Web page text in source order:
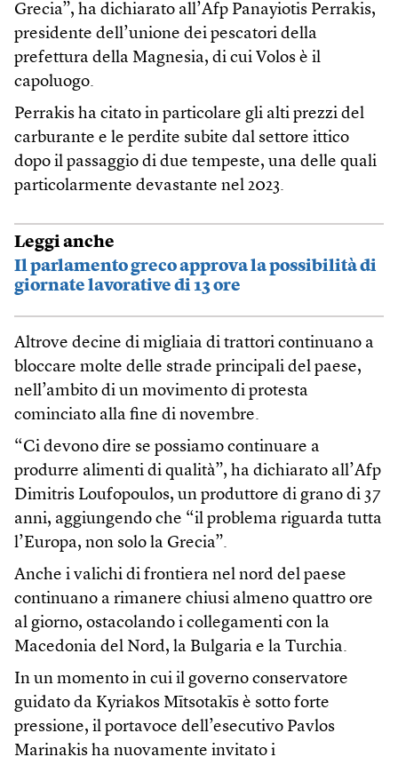
Grecia”, ha dichiarato all’Afp Panayiotis Perrakis,
presidente dell’unione dei pescatori della
prefettura della Magnesia, di cui Volos è il
capoluogo.
Perrakis ha citato in particolare gli alti prezzi del
carburante e le perdite subite dal settore ittico
dopo il passaggio di due tempeste, una delle quali
particolarmente devastante nel 2023.
Leggi anche
Il parlamento greco approva la possibilità di
giornate lavorative di 13 ore
Altrove decine di migliaia di trattori continuano a
bloccare molte delle strade principali del paese,
nell’ambito di un movimento di protesta
cominciato alla fine di novembre.
“Ci devono dire se possiamo continuare a
produrre alimenti di qualità”, ha dichiarato all’Afp
Dimitris Loufopoulos, un produttore di grano di 37
anni, aggiungendo che “il problema riguarda tutta
l’Europa, non solo la Grecia”.
Anche i valichi di frontiera nel nord del paese
continuano a rimanere chiusi almeno quattro ore
al giorno, ostacolando i collegamenti con la
Macedonia del Nord, la Bulgaria e la Turchia.
In un momento in cui il governo conservatore
guidato da Kyriakos Mītsotakīs è sotto forte
pressione, il portavoce dell’esecutivo Pavlos
Marinakis ha nuovamente invitato i